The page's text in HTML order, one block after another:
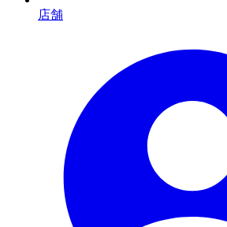
店舗